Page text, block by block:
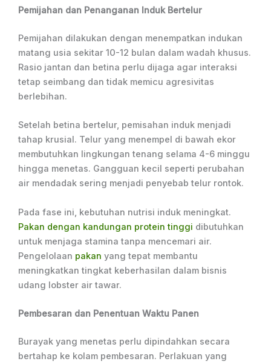
Pemijahan dan Penanganan Induk Bertelur
Pemijahan dilakukan dengan menempatkan indukan
matang usia sekitar 10-12 bulan dalam wadah khusus.
Rasio jantan dan betina perlu dijaga agar interaksi
tetap seimbang dan tidak memicu agresivitas
berlebihan.
Setelah betina bertelur, pemisahan induk menjadi
tahap krusial. Telur yang menempel di bawah ekor
membutuhkan lingkungan tenang selama 4-6 minggu
hingga menetas. Gangguan kecil seperti perubahan
air mendadak sering menjadi penyebab telur rontok.
Pada fase ini, kebutuhan nutrisi induk meningkat.
Pakan dengan kandungan protein tinggi dibutuhkan
untuk menjaga stamina tanpa mencemari air.
Pengelolaan pakan yang tepat membantu
meningkatkan tingkat keberhasilan dalam bisnis
udang lobster air tawar.
Pembesaran dan Penentuan Waktu Panen
Burayak yang menetas perlu dipindahkan secara
bertahap ke kolam pembesaran. Perlakuan yang